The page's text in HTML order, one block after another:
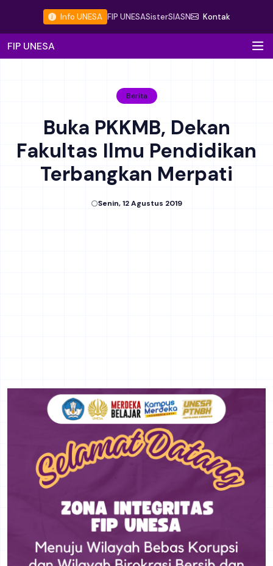
Info UNESA FIP UNESASisterSIASN Kontak
FIP UNESA
Berita
Buka PKKMB, Dekan
Fakultas Ilmu Pendidikan
Terbangkan Merpati
Senin, 12 Agustus 2019